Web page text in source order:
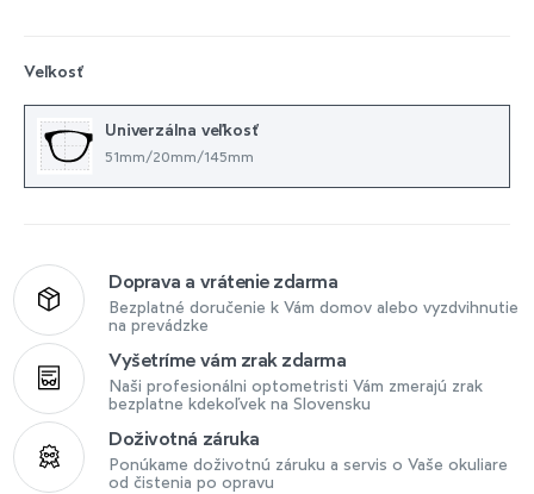
Veľkosť
Univerzálna veľkosť
51mm/20mm/145mm
Doprava a vrátenie zdarma
Bezplatné doručenie k Vám domov alebo vyzdvihnutie
na prevádzke
Vyšetríme vám zrak zdarma
Naši profesionálni optometristi Vám zmerajú zrak
bezplatne kdekoľvek na Slovensku
Doživotná záruka
Ponúkame doživotnú záruku a servis o Vaše okuliare
od čistenia po opravu